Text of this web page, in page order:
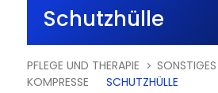
Schutzhülle
PFLEGE UND THERAPIE SONSTIGES
KOMPRESSE
SCHUTZHÜLLE